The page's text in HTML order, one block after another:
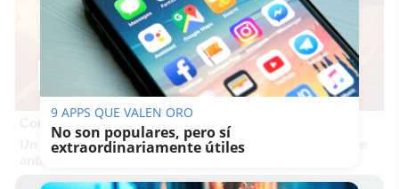
Corepunk MMORPG
Un verdadero MMORPG de la vieja escuela ¡Cómo los de
9 APPS QUE VALEN ORO
No son populares, pero sí
extraordinariamente útiles